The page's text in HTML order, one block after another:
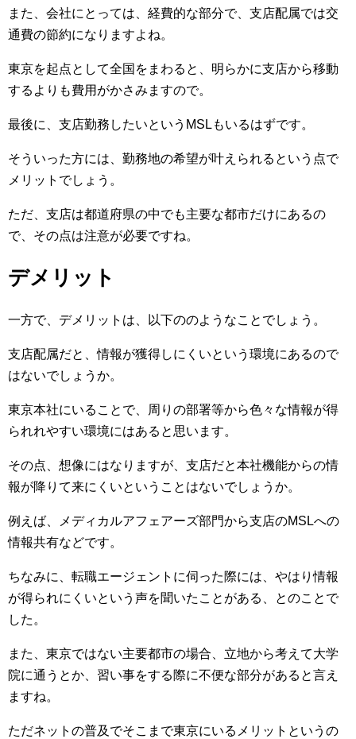
また、会社にとっては、経費的な部分で、支店配属では交
通費の節約になりますよね。
東京を起点として全国をまわると、明らかに支店から移動
するよりも費用がかさみますので。
最後に、支店勤務したいというMSLもいるはずです。
そういった方には、勤務地の希望が叶えられるという点で
メリットでしょう。
ただ、支店は都道府県の中でも主要な都市だけにあるの
で、その点は注意が必要ですね。
デメリット
一方で、デメリットは、以下ののようなことでしょう。
支店配属だと、情報が獲得しにくいという環境にあるので
はないでしょうか。
東京本社にいることで、周りの部署等から色々な情報が得
られれやすい環境にはあると思います。
その点、想像にはなりますが、支店だと本社機能からの情
報が降りて来にくいということはないでしょうか。
例えば、メディカルアフェアーズ部門から支店のMSLへの
情報共有などです。
ちなみに、転職エージェントに伺った際には、やはり情報
が得られにくいという声を聞いたことがある、とのことで
した。
また、東京ではない主要都市の場合、立地から考えて大学
院に通うとか、習い事をする際に不便な部分があると言え
ますね。
ただネットの普及でそこまで東京にいるメリットというの